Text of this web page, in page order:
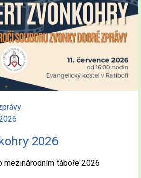
2026
mezinárodním táboře 2026